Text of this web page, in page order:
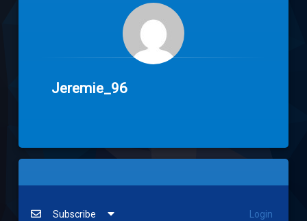
Jeremie_96
Subscribe Login